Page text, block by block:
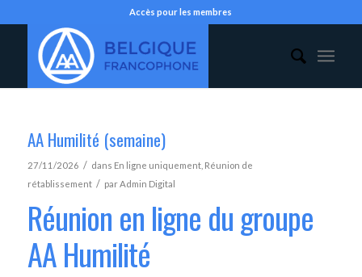
Accès pour les membres
AA Humilité (semaine)
27/11/2026 / dans En ligne uniquement, Réunion de
rétablissement / parAdmin Digital
Réunion en ligne du groupe
AA Humilité